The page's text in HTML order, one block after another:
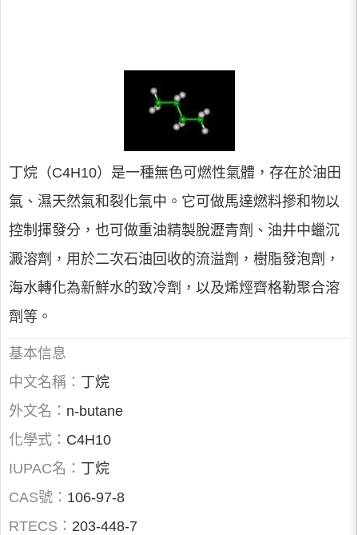
丁烷（C4H10）是一種無色可燃性氣體，存在於油田
氣、濕天然氣和裂化氣中。它可做馬達燃料摻和物以
控制揮發分，也可做重油精製脫瀝青劑、油井中蠟沉
澱溶劑，用於二次石油回收的流溢劑，樹脂發泡劑，
海水轉化為新鮮水的致冷劑，以及烯烴齊格勒聚合溶
劑等。
基本信息
中文名稱： 丁烷
外文名： n-butane
化學式： C4H10
IUPAC名： 丁烷
CAS號： 106-97-8
RTECS： 203-448-7